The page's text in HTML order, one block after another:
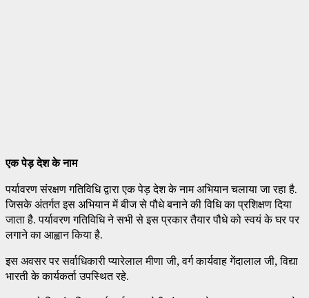
एक पेड़ देश के नाम
पर्यावरण संरक्षण गतिविधि द्वारा एक पेड़ देश के नाम अभियान चलाया जा रहा है.
जिसके अंतर्गत इस अभियान में बीज से पौधे बनाने की विधि का प्रशिक्षण दिया
जाता है. पर्यावरण गतिविधि ने सभी से इस प्रकार तैयार पौधे को स्वयं के घर पर
लगाने का आह्वान किया है.
इस अवसर पर सर्वाधिकारी प्यारेलाल मीणा जी, वर्ग कार्यवाह गेंदालाल जी, विद्या
भारती के कार्यकर्ता उपस्थित रहे.